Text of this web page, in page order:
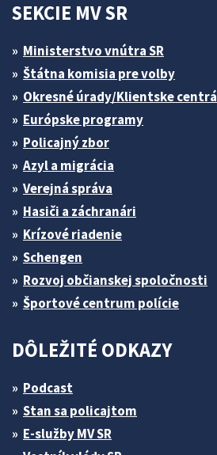
SEKCIE MV SR
Ministerstvo vnútra SR
Štátna komisia pre volby
Okresné úrady/Klientske centrá
Európske programy
Policajný zbor
Azyl a migrácia
Verejná správa
Hasiči a záchranári
Krízové riadenie
Schengen
Rozvoj občianskej spoločnosti
Športové centrum polície
DÔLEŽITÉ ODKAZY
Podcast
Stan sa policajtom
E-služby MV SR